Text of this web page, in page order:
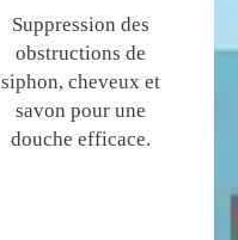
Suppression des
obstructions de
siphon, cheveux et
savon pour une
douche efficace.